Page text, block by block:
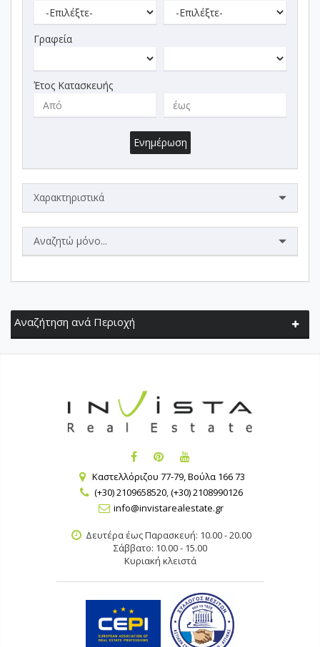
Γραφεία
Έτος Κατασκευής
Ενημέρωση
Χαρακτηριστικά
Αναζητώ μόνο...
Αναζήτηση ανά Περιοχή
Καστελλόριζου 77-79, Βούλα 166 73
(+30) 2109658520,(+30) 2108990126
info@invistarealestate.gr
Δευτέρα έως Παρασκευή: 10.00 - 20.00
Σάββατο: 10.00 - 15.00
Κυριακή κλειστά